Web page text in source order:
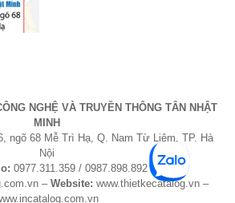
NGHỆ VÀ TRUYỀN THÔNG TÂN NHẬT
MINH
ngõ 68 Mễ Trì Hạ, Q. Nam Từ Liêm, TP. Hà
Nội
0977.311.359 / 0987.898.892
– Website: www.thietkecatalog.vn –